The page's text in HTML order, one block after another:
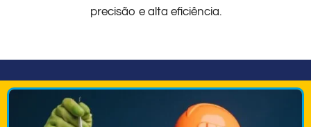
precisão e alta eficiência.